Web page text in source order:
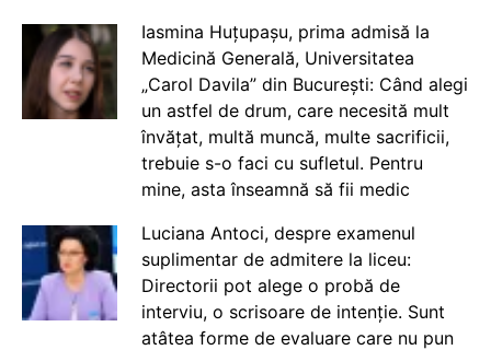
Iasmina Huțupașu, prima admisă la
Medicină Generală, Universitatea
„Carol Davila” din București: Când alegi
un astfel de drum, care necesită mult
învățat, multă muncă, multe sacrificii,
trebuie s-o faci cu sufletul. Pentru
mine, asta înseamnă să fii medic
Luciana Antoci, despre examenul
suplimentar de admitere la liceu:
Directorii pot alege o probă de
interviu, o scrisoare de intenție. Sunt
atâtea forme de evaluare care nu pun